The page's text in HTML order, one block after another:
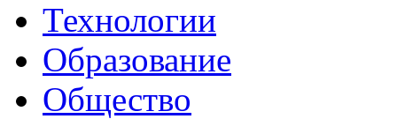
Технологии
Образование
Общество